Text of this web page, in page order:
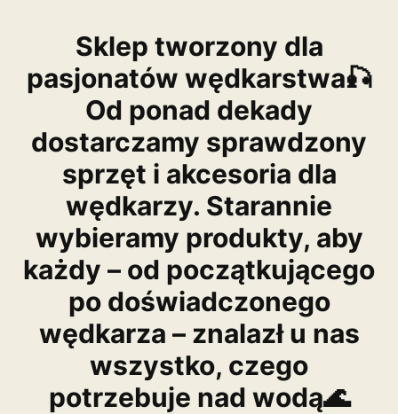
Sklep tworzony dla
pasjonatów wędkarstwa🎣
Od ponad dekady
dostarczamy sprawdzony
sprzęt i akcesoria dla
wędkarzy. Starannie
wybieramy produkty, aby
każdy – od początkującego
po doświadczonego
wędkarza – znalazł u nas
wszystko, czego
potrzebuje nad wodą🌊